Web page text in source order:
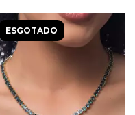
ESGOTADO